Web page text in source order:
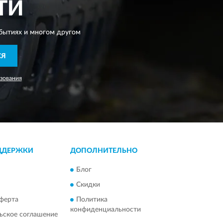
и многом другом
соглашение
ДОПОЛНИТЕЛЬНО
Блог
Скидки
Политика
конфиденциальности